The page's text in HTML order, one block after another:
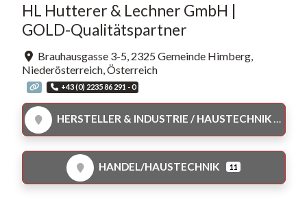
HL Hutterer & Lechner GmbH |
GOLD-Qualitätspartner
Brauhausgasse 3-5 2325 Gemeinde Himberg,
Niederösterreich, Österreich
+43 (0) 2235 86 291 - 0
HERSTELLER & INDUSTRIE / HAUSTECHNIK
HANDEL/HAUSTECHNIK 11